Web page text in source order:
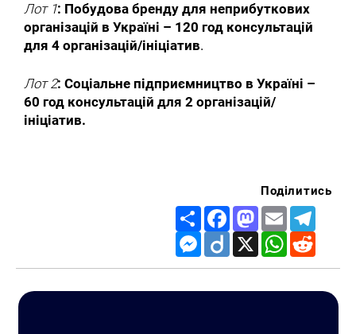
Лот 1: Побудова бренду для неприбуткових
організацій в Україні – 120 год консультацій
для 4 організацій/ініціатив.
Лот 2: Соціальне підприємництво в Україні –
60 год консультацій для 2 організацій/
ініціатив.
Поділитись
Share FacebookMastodon
Email
Messenger
Diigo X WhatsApp